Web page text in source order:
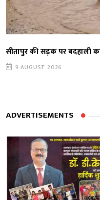
सीतापुर की सड़क पर बदहाली
9 AUGUST 2026
ADVERTISEMENTS